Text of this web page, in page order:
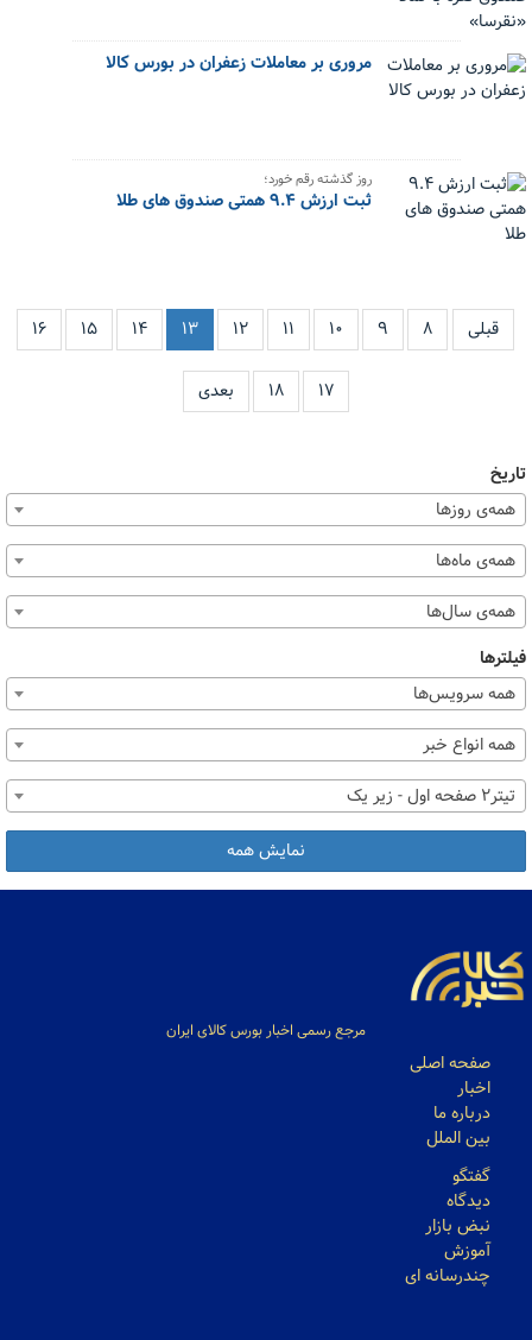
مروری بر معاملات زعفران در بورس کالا
روز گذشته رقم خورد؛
ثبت ارزش ۹.۴ همتی صندوق های طلا
قبلی ۸ ۹ ۱۰ ۱۱ ۱۲ ۱۳ ۱۴ ۱۵ ۱۶
۱۷ ۱۸ بعدی
تاریخ
همه‌ی روزها
همه‌ی ماه‌ها
همه‌ی سال‌ها
فیلترها
همه سرویس‌ها
همه انواع خبر
تیتر2 صفحه اول - زیر یک
نمایش همه
مرجع رسمی اخبار بورس کالای ایران
صفحه اصلی
اخبار
درباره ما
بین الملل
گفتگو
دیدگاه
نبض بازار
آموزش
چندرسانه ای